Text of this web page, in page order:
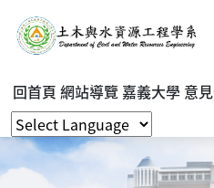
回首頁 網站導覽 嘉義大學 意